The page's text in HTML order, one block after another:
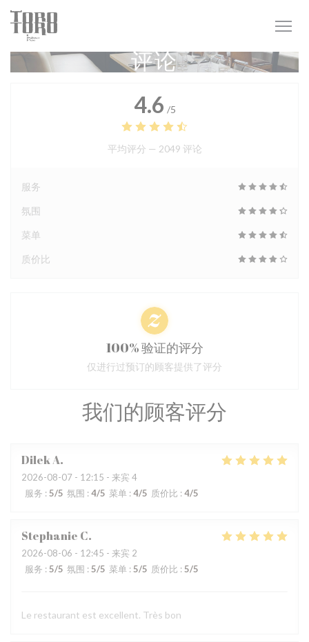
Cookie管理面板
评论
我们的顾客评分
DilekA
2026-08-07 - 12:15 - 来宾 4
服务 : 5/5 氛围 : 4/5 菜单 : 4/5 质价比 : 4/5
Stephanie C
2026-08-06 - 12:45 - 来宾 2
服务 : 5/5 氛围 : 5/5 菜单 : 5/5 质价比 : 5/5
Le restaurant est excellent. Très bon
4.6 /5
平均评分 — 2049 评论
服务
氛围
菜单
质价比
100% 验证的评分
仅进行过预订的顾客提供了评分